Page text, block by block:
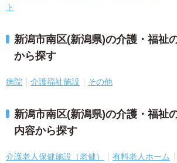
ト
新潟市南区(新潟県)の介護・福祉
から探す
病院 介護福祉施設 その他
新潟市南区(新潟県)の介護・福祉
内容から探す
介護老人保健施設（老健） 有料老人ホーム